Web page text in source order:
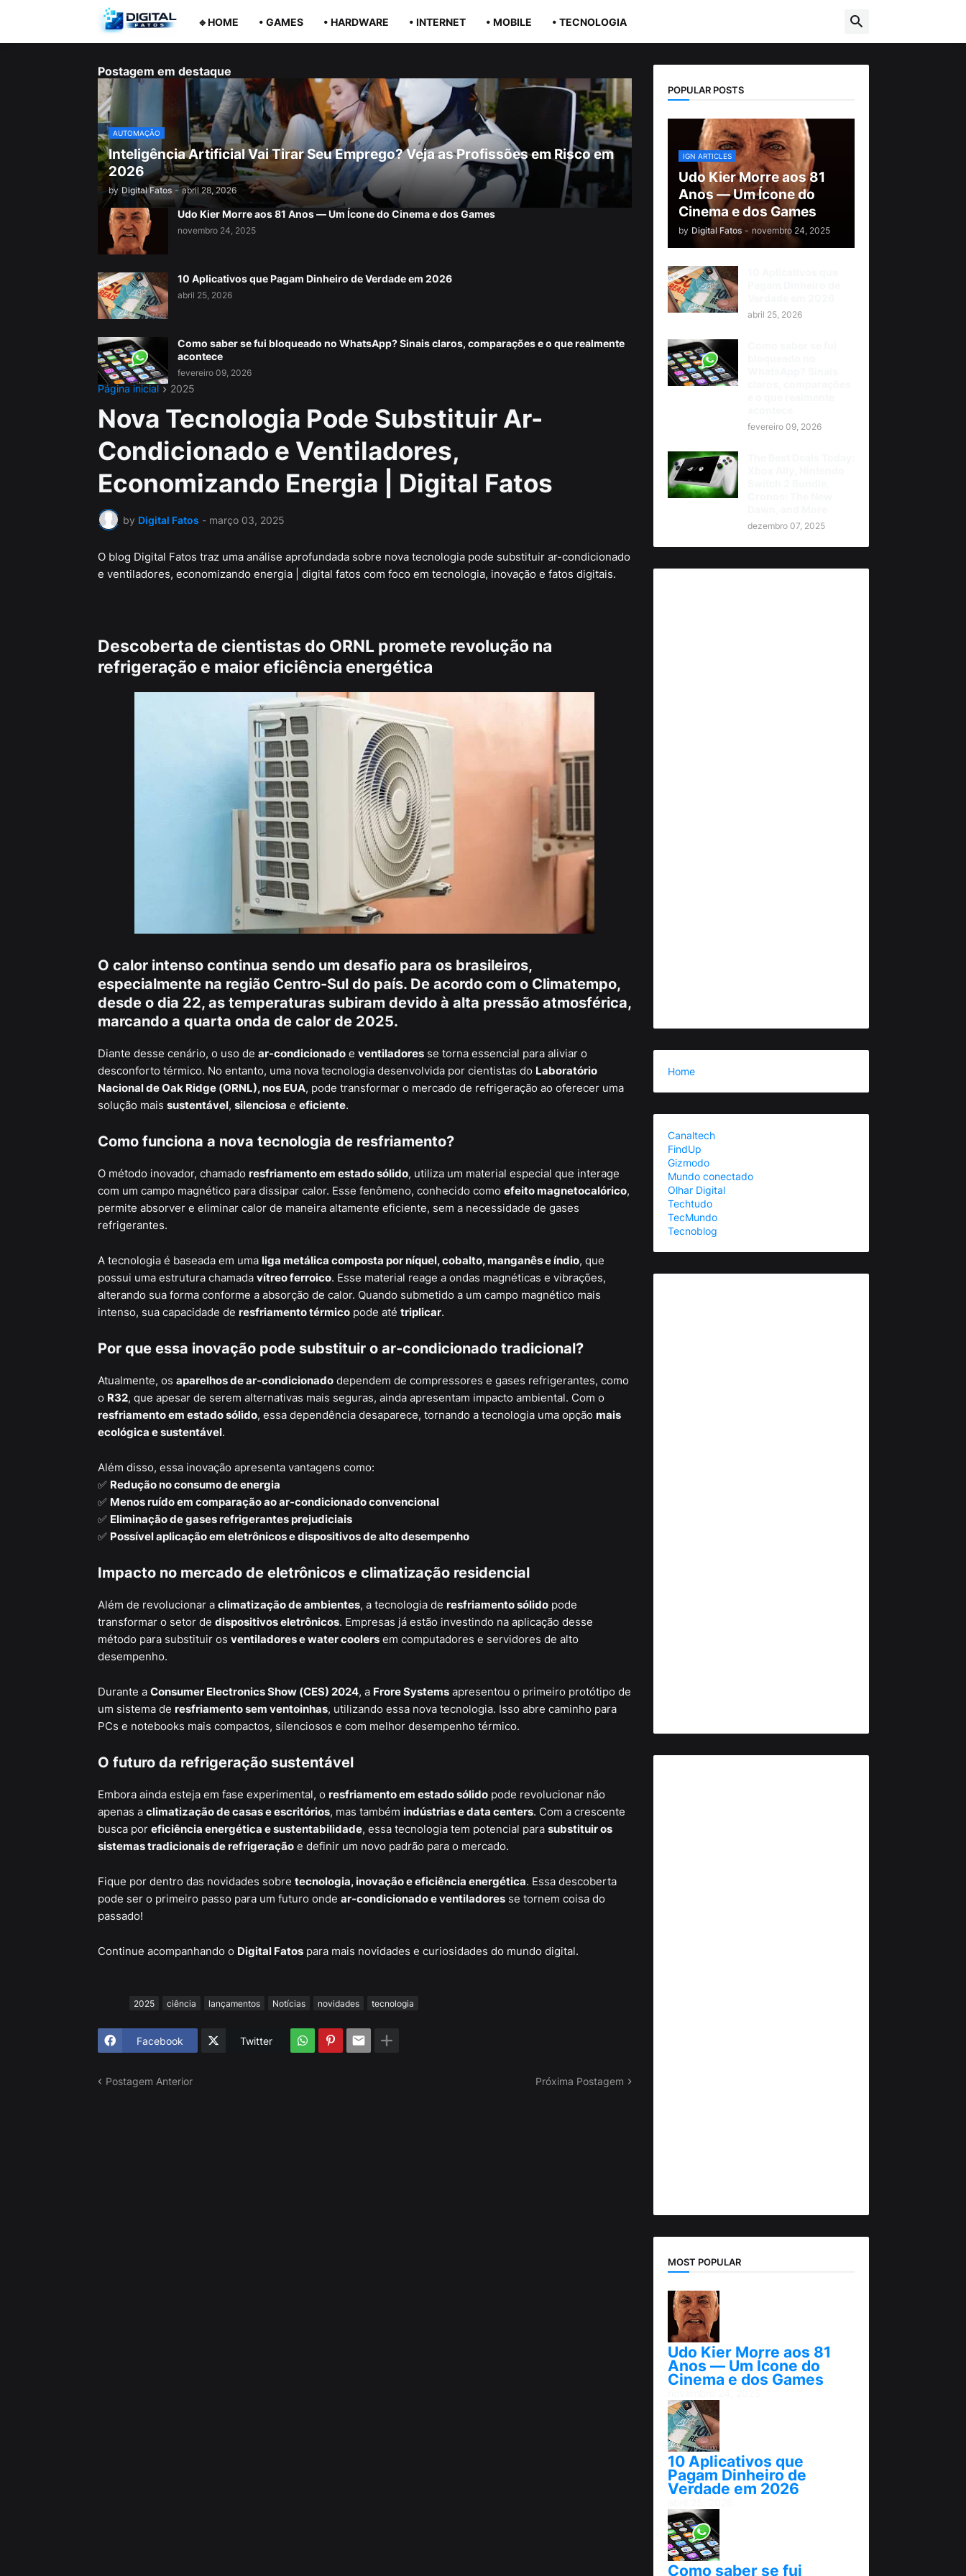
🔹HOME • GAMES • HARDWARE • INTERNET • MOBILE • TECNOLOGIA
Postagem em destaque
AUTOMAÇÃO
Inteligência Artificial Vai Tirar Seu Emprego? Veja as Profissões em Risco em
2026
by Digital Fatos - abril 28, 2026
Udo Kier Morre aos 81 Anos — Um Ícone do Cinema e dos Games
novembro 24, 2025
10 Aplicativos que Pagam Dinheiro de Verdade em 2026
abril 25, 2026
Como saber se fui bloqueado no WhatsApp? Sinais claros, comparações e o que realmente
acontece
fevereiro 09, 2026
Página inicial 2025
Nova Tecnologia Pode Substituir Ar-
Condicionado e Ventiladores,
Economizando Energia | Digital Fatos
by Digital Fatos - março 03, 2025
O blog Digital Fatos traz uma análise aprofundada sobre nova tecnologia pode substituir ar-condicionado
e ventiladores, economizando energia | digital fatos com foco em tecnologia, inovação e fatos digitais.
Descoberta de cientistas do ORNL promete revolução na
refrigeração e maior eficiência energética
O calor intenso continua sendo um desafio para os brasileiros,
especialmente na região Centro-Sul do país. De acordo com o Climatempo,
desde o dia 22, as temperaturas subiram devido à alta pressão atmosférica,
marcando a quarta onda de calor de 2025.
Diante desse cenário, o uso de ar-condicionadoe ventiladoresse torna essencial para aliviar o
desconforto térmico. No entanto, uma nova tecnologia desenvolvida por cientistas do Laboratório
Nacional de Oak Ridge (ORNL), nos EUA, pode transformar o mercado de refrigeração ao oferecer uma
solução mais sustentável, silenciosa e eficiente.
Como funciona a nova tecnologia de resfriamento?
O método inovador, chamado resfriamento em estado sólido, utiliza um material especial que interage
com um campo magnético para dissipar calor. Esse fenômeno, conhecido como efeito magnetocalórico,
permite absorver e eliminar calor de maneira altamente eficiente, sem a necessidade de gases
refrigerantes.
A tecnologia é baseada em uma liga metálica composta por níquel, cobalto, manganês e índio, que
possui uma estrutura chamada vítreo ferroico. Esse material reage a ondas magnéticas e vibrações,
alterando sua forma conforme a absorção de calor. Quando submetido a um campo magnético mais
intenso, sua capacidade de resfriamento térmicopode até triplicar.
Por que essa inovação pode substituir o ar-condicionado tradicional?
Atualmente, os aparelhos de ar-condicionadodependem de compressores e gases refrigerantes, como
o R32, que apesar de serem alternativas mais seguras, ainda apresentam impacto ambiental. Com o
resfriamento em estado sólido, essa dependência desaparece, tornando a tecnologia uma opção mais
ecológica e sustentável.
Além disso, essa inovação apresenta vantagens como:
✅ Redução no consumo de energia
✅ Menos ruído em comparação ao ar-condicionado convencional
✅ Eliminação de gases refrigerantes prejudiciais
✅ Possível aplicação em eletrônicos e dispositivos de alto desempenho
Impacto no mercado de eletrônicos e climatização residencial
Além de revolucionar a climatização de ambientes, a tecnologia de resfriamento sólidopode
transformar o setor de dispositivos eletrônicos. Empresas já estão investindo na aplicação desse
método para substituir os ventiladores e water coolersem computadores e servidores de alto
desempenho.
Durante a Consumer Electronics Show (CES) 2024, a Frore Systemsapresentou o primeiro protótipo de
um sistema de resfriamento sem ventoinhas, utilizando essa nova tecnologia. Isso abre caminho para
PCs e notebooks mais compactos, silenciosos e com melhor desempenho térmico.
O futuro da refrigeração sustentável
Embora ainda esteja em fase experimental, o resfriamento em estado sólidopode revolucionar não
apenas a climatização de casas e escritórios, mas também indústrias e data centers. Com a crescente
busca por eficiência energética e sustentabilidade, essa tecnologia tem potencial para substituir os
sistemas tradicionais de refrigeraçãoe definir um novo padrão para o mercado.
Fique por dentro das novidades sobre tecnologia, inovação e eficiência energética. Essa descoberta
pode ser o primeiro passo para um futuro onde ar-condicionado e ventiladoresse tornem coisa do
passado!
Continue acompanhando o Digital Fatospara mais novidades e curiosidades do mundo digital.
2025 ciência lançamentos Notícias novidades tecnologia
Facebook Twitter
Postagem Anterior Próxima Postagem
POPULAR POSTS
IGN ARTICLES
Udo Kier Morre aos 81
Anos — Um Ícone do
Cinema e dos Games
by Digital Fatos - novembro 24, 2025
abril 25, 2026
fevereiro 09, 2026
dezembro 07, 2025
Home
Canaltech
FindUp
Gizmodo
Mundo conectado
Olhar Digital
Techtudo
TecMundo
Tecnoblog
MOST POPULAR
Udo Kier Morre aos 81
Anos — Um Ícone do
Cinema e dos Games
10 Aplicativos que
Pagam Dinheiro de
Verdade em 2026
Como saber se fui